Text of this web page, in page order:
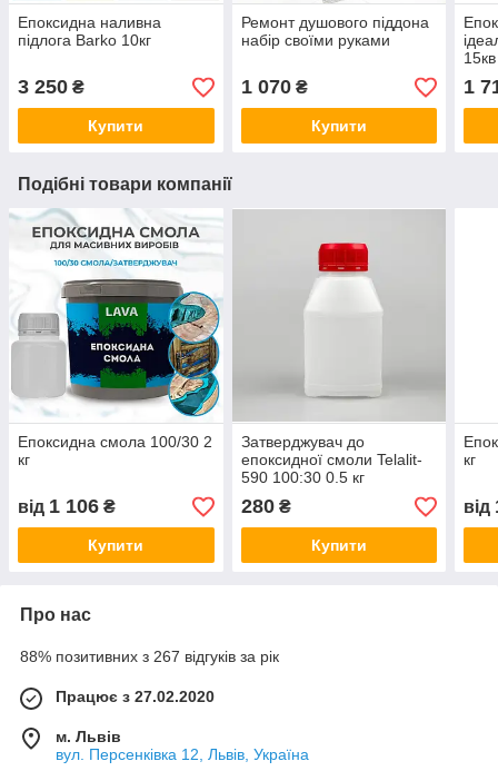
Епоксидна наливна
підлога Barko 10кг
3 250 ₴
Купити
Ремонт душового піддона
набір своїми руками
1 070₴
Купити
1
Подібні товари компанії
Епоксидна смола 100/30 2
кг
від 1 106 ₴
Купити
Затверджувач до
епоксидної смоли Telalit-
590 100:30 0.5 кг
280₴
Купити
кг
від
Про нас
88% позитивних з 267 відгуків за рік
Працює з 27.02.2020
м. Львів
вул. Персенківка 12, Львів, Україна